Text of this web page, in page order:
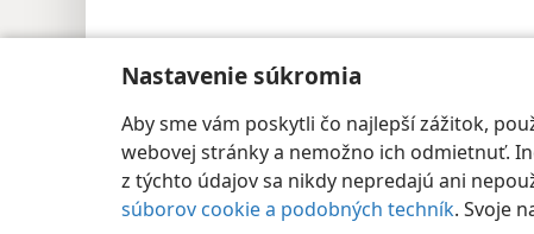
Nastavenie súkromia
Aby sme vám poskytli čo najlepší zážitok,
webovej stránky a nemožno ich odmietnuť.
z týchto údajov sa nikdy nepredajú ani
súborov cookie a podobných techník. Svoje